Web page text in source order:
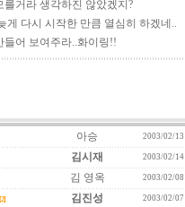
를거라 생각하진 않았겠지?
게 다시 시작한 만큼 열심히 하겠네..
들어 보여주라..화이링!!
아승 2003/02/13
김시재 2003/02/14
김 영옥 2003/02/08
[2] 김진성 2003/02/07